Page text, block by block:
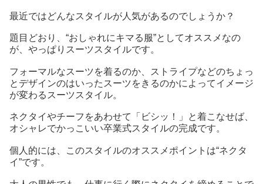
最近ではどんなスタイルが人気があるのでしょうか？
題目どおり、“おしゃれにキマる服”としてオススメなの
が、やっぱりスーツスタイルです。
フォーマルなスーツを着るのか、ストライプなどのちょっ
とデザインのはいったスーツをきるのかによってイメージ
が変わるスーツスタイル。
ネクタイやチーフをあわせて「ビシッ！」と着こなせば、
オシャレでかっこいい卒業式スタイルの完成です。
個人的には、このスタイルのオススメポイントは“ネクタ
イ”です。